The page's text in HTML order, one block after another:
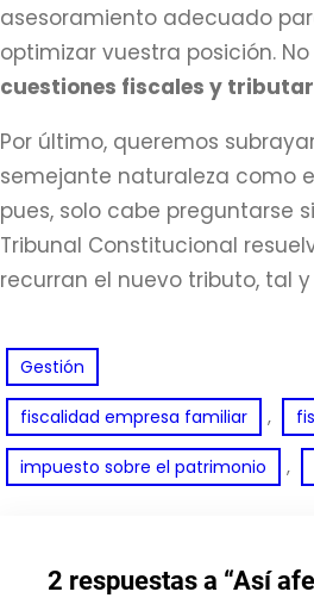
asesoramiento adecuado
optimizar vuestra posición.
cuestiones fiscales y
Por último, queremos
semejante naturaleza como
pues, solo cabe preguntarse
Tribunal Constitucional
recurran el nuevo tributo, tal
Gestión
fiscalidad empresa familiar ,
impuesto sobre el patrimonio ,
2 respuestas a “Así